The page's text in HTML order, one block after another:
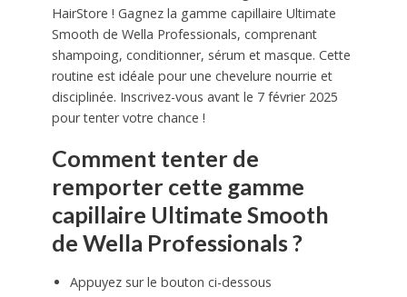
HairStore ! Gagnez la gamme capillaire Ultimate
Smooth de Wella Professionals, comprenant
shampoing, conditionner, sérum et masque. Cette
routine est idéale pour une chevelure nourrie et
disciplinée. Inscrivez-vous avant le 7 février 2025
pour tenter votre chance !
Comment tenter de
remporter cette gamme
capillaire Ultimate Smooth
de Wella Professionals ?
Appuyez sur le bouton ci-dessous